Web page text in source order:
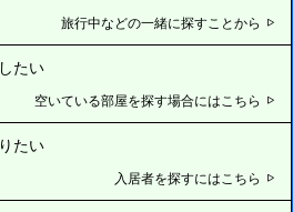
旅行中などの一緒に探すことから
たい
空いている部屋を探す場合にはこちら
たい
入居者を探すにはこちら